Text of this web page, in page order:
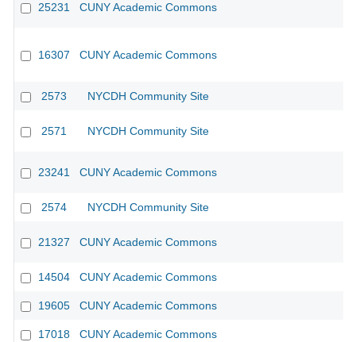
25231 CUNY Academic Commons
16307 CUNY Academic Commons
2573 NYCDH Community Site
2571 NYCDH Community Site
23241 CUNY Academic Commons
2574 NYCDH Community Site
21327 CUNY Academic Commons
14504 CUNY Academic Commons
19605 CUNY Academic Commons
17018 CUNY Academic Commons